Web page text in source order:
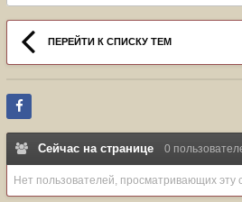
ПЕРЕЙТИ К СПИСКУ ТЕМ
Сейчас на странице 0
Нет пользователей, просматривающих эту